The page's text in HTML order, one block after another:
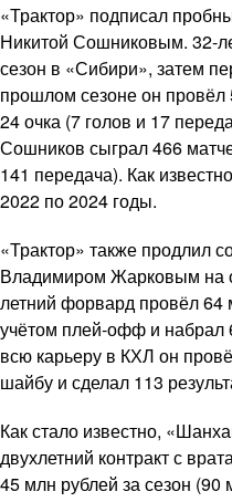
«Трактор» подписал
Никитой Сошниковым. 32-
сезон в «Сибири», затем
прошлом сезоне он провёл
24 очка (7 голов и 17
Сошников сыграл 466
141 передача). Как
2022 по 2024 годы.
«Трактор» также продлил
Владимиром Жарковым на
летний форвард провёл 64
учётом плей-офф и набрал
всю карьеру в КХЛ он
шайбу и сделал 113
Как стало известно,
двухлетний контракт с
45 млн рублей за сезон